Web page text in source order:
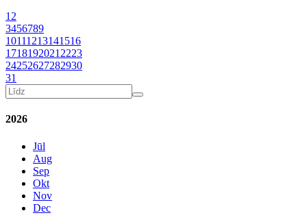
1 2
3456789
10111213141516
1718192021 2223
24252627282930
31
2026
Jūl
Aug
Sep
Okt
Nov
Dec